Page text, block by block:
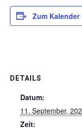
Zum
DETAILS
Datum:
11. September,
Zeit: